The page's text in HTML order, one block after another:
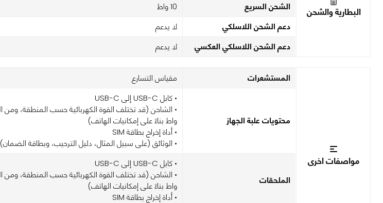
البطارية والشحن الشحن السريع 10 واط
دعم الشحن اللاسلكي لا يدعم
دعم الشحن اللاسلكي العكسي لا يدعم
مواصفات اخرى
المستشعرات مقياس التسارع
محتويات علبة الجهاز
• كابل USB-C إلى USB-C
واط بناءً على إمكانيات الهاتف)
• أداة إخراج بطاقة SIM
• الوثائق (على سبيل المثال، دليل الترحيب، وبطاقة الضمان)
الملحقات
• كابل USB-C إلى USB-C
واط بناءً على إمكانيات الهاتف)
• أداة إخراج بطاقة SIM